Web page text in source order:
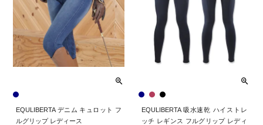
EQULIBERTA デニム キュロット フ
ルグリップ レディース
EQULIBERTA 吸水速乾 ハイストレ
ッチ レギンス フルグリップ レディ